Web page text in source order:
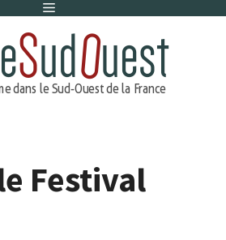
Menu
Festival